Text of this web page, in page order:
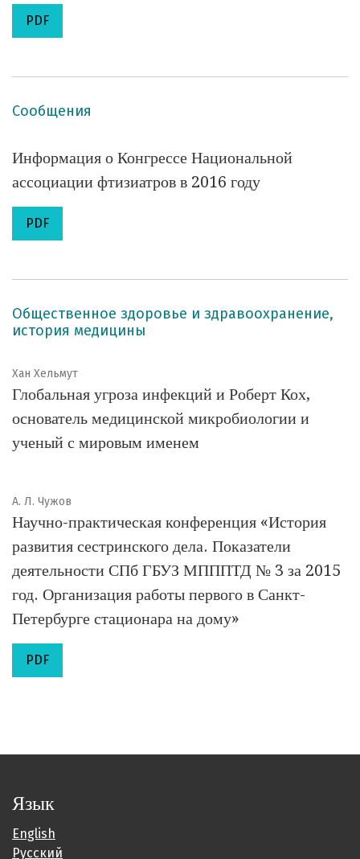
PDF
Сообщения
Информация о Конгрессе Национальной
ассоциации фтизиатров в 2016 году
PDF
Общественное здоровье и здравоохранение,
история медицины
Хан Хельмут
Глобальная угроза инфекций и Роберт Кох,
основатель медицинской микробиологии и
ученый с мировым именем
А. Л. Чужов
Научно-практическая конференция «История
развития сестринского дела. Показатели
деятельности СПб ГБУЗ МПППТД № 3 за 2015
год. Организация работы первого в Санкт-
Петербурге стационара на дому»
PDF
Язык
English
Русский